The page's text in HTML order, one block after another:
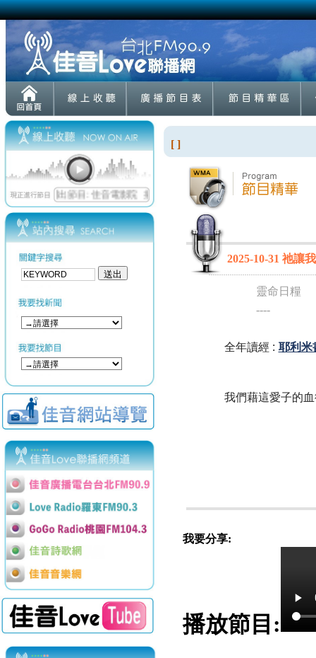
[ ]
2025-10-31 祂讓
靈命日糧
----
全年讀經 : 耶利米
我們藉這愛子的
我要分享:
播放節目: